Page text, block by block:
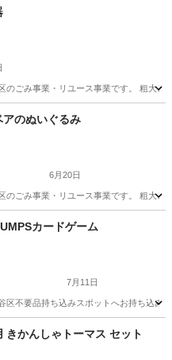
ス
のごみ事業・リユース事業です。 粗
ースのぬいぐるみ
6月20日
のごみ事業・リユース事業です。 粗
カードゲーム
7月11日
要品持ち込みスポットへお持ち込みし
ポット
動乗用 きかんしゃトーマス セット